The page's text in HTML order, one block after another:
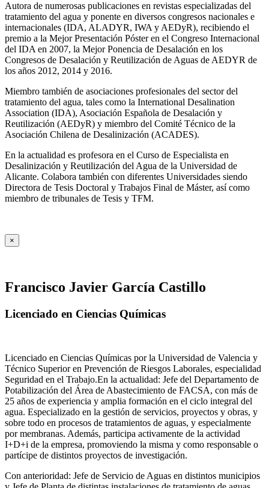
Autora de numerosas publicaciones en revistas especializadas del
tratamiento del agua y ponente en diversos congresos nacionales e
internacionales (IDA, ALADYR, IWA y AEDyR), recibiendo el
premio a la Mejor Presentación Póster en el Congreso Internacional
del IDA en 2007, la Mejor Ponencia de Desalación en los
Congresos de Desalación y Reutilización de Aguas de AEDYR de
los años 2012, 2014 y 2016.
Miembro también de asociaciones profesionales del sector del
tratamiento del agua, tales como la International Desalination
Association (IDA), Asociación Española de Desalación y
Reutilización (AEDyR) y miembro del Comité Técnico de la
Asociación Chilena de Desalinización (ACADES).
En la actualidad es profesora en el Curso de Especialista en
Desalinización y Reutilización del Agua de la Universidad de
Alicante. Colabora también con diferentes Universidades siendo
Directora de Tesis Doctoral y Trabajos Final de Máster, así como
miembro de tribunales de Tesis y TFM.
×
Francisco Javier García Castillo
Licenciado en Ciencias Químicas
Licenciado en Ciencias Químicas por la Universidad de Valencia y
Técnico Superior en Prevención de Riesgos Laborales, especialidad
Seguridad en el Trabajo.En la actualidad: Jefe del Departamento de
Potabilización del Área de Abastecimiento de FACSA, con más de
25 años de experiencia y amplia formación en el ciclo integral del
agua. Especializado en la gestión de servicios, proyectos y obras, y
sobre todo en procesos de tratamientos de aguas, y especialmente
por membranas. Además, participa activamente de la actividad
I+D+i de la empresa, promoviendo la misma y como responsable o
partícipe de distintos proyectos de investigación.
Con anterioridad: Jefe de Servicio de Aguas en distintos municipios